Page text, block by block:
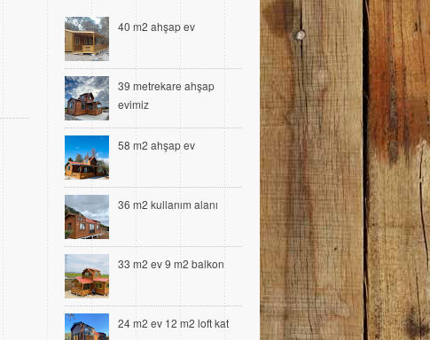
40 m2 ahşap ev
39 metrekare ahşap
evimiz
58 m2 ahşap ev
36 m2 kullanım alanı
33 m2 ev 9 m2 balkon
24 m2 ev 12 m2 loft kat